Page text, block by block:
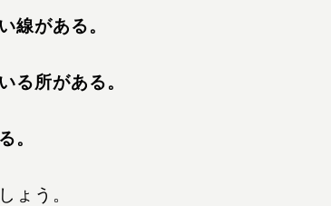
線がある。
る所がある。
。
ょう。